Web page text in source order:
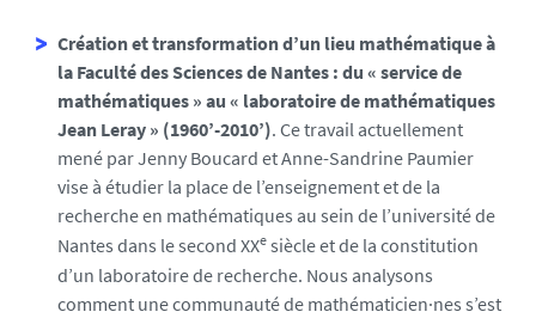
Création et transformation d’un lieu mathématique à
la Faculté des Sciences de Nantes : du « service de
mathématiques » au « laboratoire de mathématiques
Jean Leray » (1960’-2010’). Ce travail actuellement
mené par Jenny Boucard et Anne-Sandrine Paumier
vise à étudier la place de l’enseignement et de la
recherche en mathématiques au sein de l’université de
Nantes dans le second XXe siècle et de la constitution
d’un laboratoire de recherche. Nous analysons
comment une communauté de mathématicien·nes s’est